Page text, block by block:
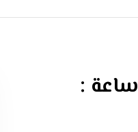
صباغ في العين 24 ساعة :